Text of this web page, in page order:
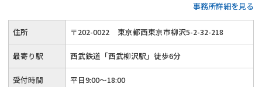
事務所詳細を見る
住所 〒202-0022 東京都西東京市柳沢5-2-32-218
最寄り駅 西武鉄道「西武柳沢駅」徒歩6分
受付時間 平日9:00～18:00